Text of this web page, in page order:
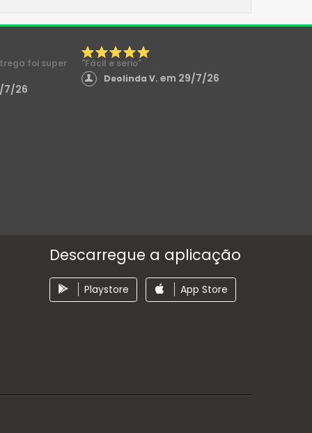
foi super
7/26
"Fácil e serio"
Deolinda V. em 29/7/26
Descarregue a aplicação
Playstore App Store